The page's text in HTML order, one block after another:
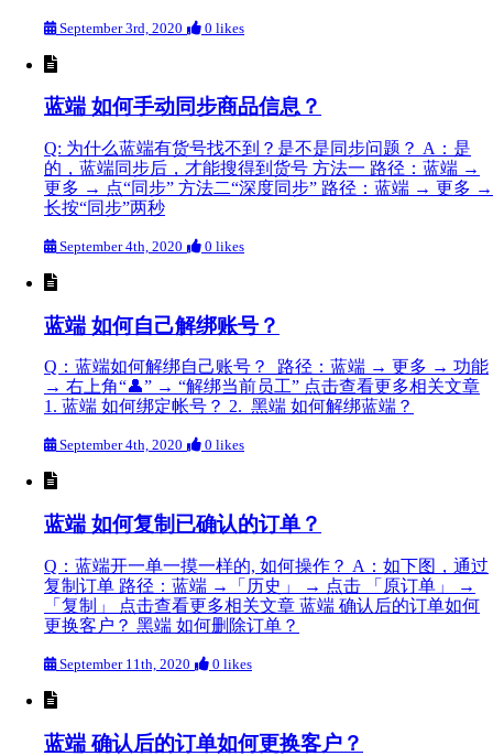
September 3rd, 2020 0 likes
蓝端 如何手动同步商品信息？
Q: 为什么蓝端有货号找不到？是不是同步问题？ A：是
的，蓝端同步后，才能搜得到货号 方法一 路径：蓝端 →
更多 → 点“同步” 方法二“深度同步” 路径：蓝端 → 更多 →
长按“同步”两秒
September 4th, 2020 0 likes
蓝端 如何自己解绑账号？
Q：蓝端如何解绑自己账号？ 路径：蓝端 → 更多 → 功能
→ 右上角“👤” → “解绑当前员工” 点击查看更多相关文章
1. 蓝端 如何绑定帐号？ 2. 黑端 如何解绑蓝端？
September 4th, 2020 0 likes
蓝端 如何复制已确认的订单？
Q：蓝端开一单一摸一样的, 如何操作？ A：如下图，通过
复制订单 路径：蓝端 →「历史」 → 点击 「原订单」 →
「复制」 点击查看更多相关文章 蓝端 确认后的订单如何
更换客户？ 黑端 如何删除订单？
September 11th, 2020 0 likes
蓝端 确认后的订单如何更换客户？